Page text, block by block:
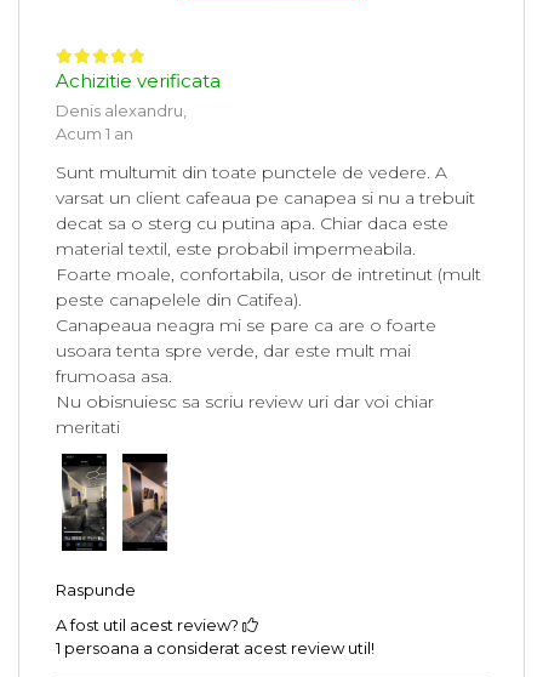
Achizitie verificata
Denis alexandru,
Acum 1 an
Sunt multumit din toate punctele de vedere. A
varsat un client cafeaua pe canapea si nu a trebuit
decat sa o sterg cu putina apa. Chiar daca este
material textil, este probabil impermeabila.
Foarte moale, confortabila, usor de intretinut (mult
peste canapelele din Catifea).
Canapeaua neagra mi se pare ca are o foarte
usoara tenta spre verde, dar este mult mai
frumoasa asa.
Nu obisnuiesc sa scriu review uri dar voi chiar
meritati
Raspunde
A fost util acest review?
1 persoana a considerat acest review util!